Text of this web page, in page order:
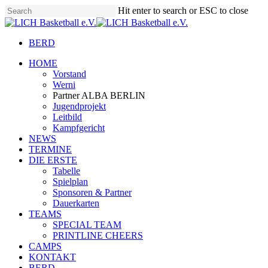
Skip
to
content
Hit enter to search or ESC to close
Close
BERD
Menu
HOME
Vorstand
Werni
Partner ALBA BERLIN
Jugendprojekt
Leitbild
Kampfgericht
NEWS
TERMINE
DIE ERSTE
Tabelle
Spielplan
Sponsoren & Partner
Dauerkarten
TEAMS
SPECIAL TEAM
PRINTLINE CHEERS
CAMPS
KONTAKT